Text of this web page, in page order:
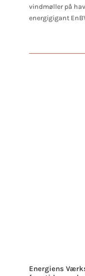
vindmøller på
energigigant
Energiens